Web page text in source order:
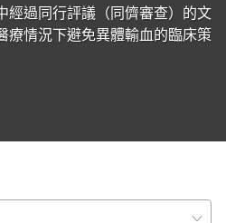
經過同行評議（同儕審查）的文
療情況下避免異體輸血的臨床策